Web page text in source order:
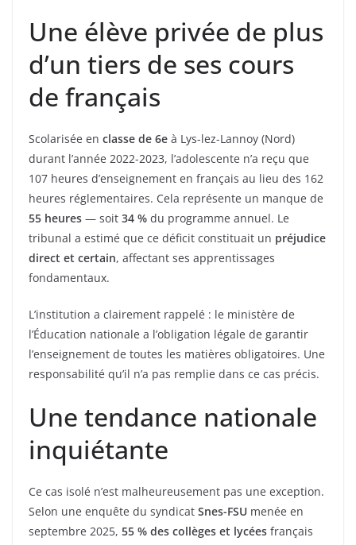
Une élève privée de plus
d’un tiers de ses cours
de français
Scolarisée en classe de 6e à Lys-lez-Lannoy (Nord)
durant l’année 2022-2023, l’adolescente n’a reçu que
107 heures d’enseignement en français au lieu des 162
heures réglementaires. Cela représente un manque de
55 heures — soit 34 % du programme annuel. Le
tribunal a estimé que ce déficit constituait un préjudice
direct et certain, affectant ses apprentissages
fondamentaux.
L’institution a clairement rappelé : le ministère de
l’Éducation nationale a l’obligation légale de garantir
l’enseignement de toutes les matières obligatoires. Une
responsabilité qu’il n’a pas remplie dans ce cas précis.
Une tendance nationale
inquiétante
Ce cas isolé n’est malheureusement pas une exception.
Selon une enquête du syndicat Snes-FSU menée en
septembre 2025, 55 % des collèges et lycées français